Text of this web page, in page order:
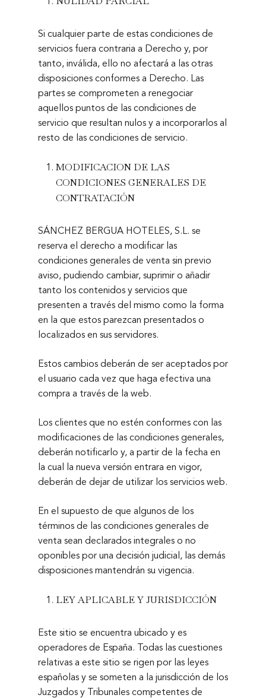
Si cualquier parte de estas condiciones de
servicios fuera contraria a Derecho y, por
tanto, inválida, ello no afectará a las otras
disposiciones conformes a Derecho. Las
partes se comprometen a renegociar
aquellos puntos de las condiciones de
servicio que resultan nulos y a incorporarlos al
resto de las condiciones de servicio.
MODIFICACION DE LAS
CONDICIONES GENERALES DE
CONTRATACIÓN
SÁNCHEZ BERGUA HOTELES, S.L. se
reserva el derecho a modificar las
condiciones generales de venta sin previo
aviso, pudiendo cambiar, suprimir o añadir
tanto los contenidos y servicios que
presenten a través del mismo como la forma
en la que estos parezcan presentados o
localizados en sus servidores.
Estos cambios deberán de ser aceptados por
el usuario cada vez que haga efectiva una
compra a través de la web.
Los clientes que no estén conformes con las
modificaciones de las condiciones generales,
deberán notificarlo y, a partir de la fecha en
la cual la nueva versión entrara en vigor,
deberán de dejar de utilizar los servicios web.
En el supuesto de que algunos de los
términos de las condiciones generales de
venta sean declarados integrales o no
oponibles por una decisión judicial, las demás
disposiciones mantendrán su vigencia.
LEY APLICABLE Y JURISDICCIÓN
Este sitio se encuentra ubicado y es
operadores de España. Todas las cuestiones
relativas a este sitio se rigen por las leyes
españolas y se someten a la jurisdicción de los
Juzgados y Tribunales competentes de